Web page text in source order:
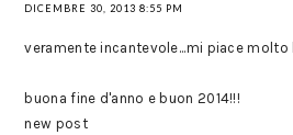
DICEMBRE 30, 2013 8:55 PM
veramente incantevole...mi piace molto
buona fine d'anno e buon 2014!!!
new post